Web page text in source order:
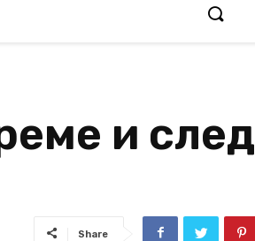
и след
Share